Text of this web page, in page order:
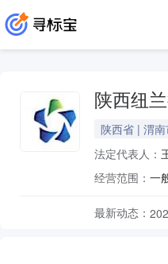
陕西纽
陕西省 | 渭
法定代表人：
经营范围：
最新动态：